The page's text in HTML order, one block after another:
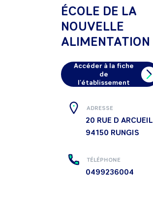
ÉCOLE DE LA
NOUVELLE
ALIMENTATION
Accéder à la fiche
de
l'établissement
ADRESSE
20 RUE D ARCUEIL
94150 RUNGIS
TÉLÉPHONE
0499236004